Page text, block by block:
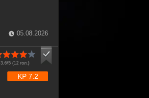
05.08.2026
3.6/5 (12 гол.)
KP 7.2